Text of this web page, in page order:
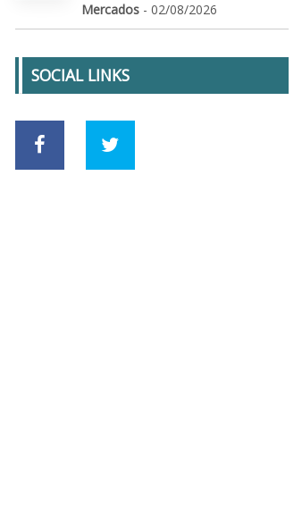
Mercados - 02/08/2026
SOCIAL LINKS